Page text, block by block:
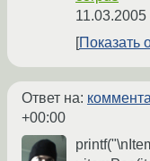
Показать
Ответ на:
+00:00